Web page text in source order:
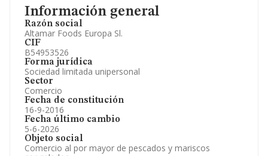
Información general
Razón social
Altamar Foods Europa Sl.
CIF
B54953526
Forma jurídica
Sociedad limitada unipersonal
Sector
Comercio
Fecha de constitución
16-9-2016
Fecha último cambio
5-6-2026
Objeto social
Comercio al por mayor de pescados y mariscos
Información oficial y registral complementaria.